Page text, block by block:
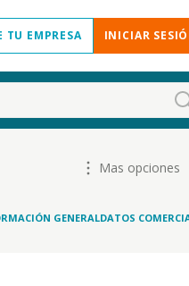
TU EMPRESA INICIAR
Mas opciones
GENERALDATOS